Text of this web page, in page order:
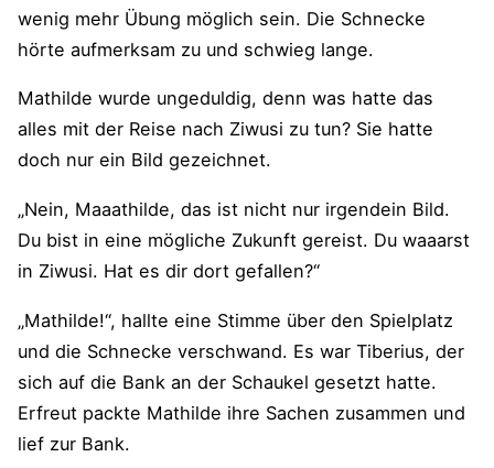
wenig mehr Übung möglich sein. Die Schnecke
hörte aufmerksam zu und schwieg lange.
Mathilde wurde ungeduldig, denn was hatte das
alles mit der Reise nach Ziwusi zu tun? Sie hatte
doch nur ein Bild gezeichnet.
„Nein, Maaathilde, das ist nicht nur irgendein Bild.
Du bist in eine mögliche Zukunft gereist. Du waaarst
in Ziwusi. Hat es dir dort gefallen?“
„Mathilde!“, hallte eine Stimme über den Spielplatz
und die Schnecke verschwand. Es war Tiberius, der
sich auf die Bank an der Schaukel gesetzt hatte.
Erfreut packte Mathilde ihre Sachen zusammen und
lief zur Bank.